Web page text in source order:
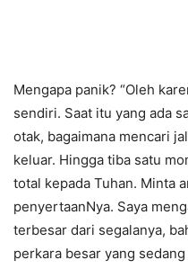
Mengapa panik? “Oleh
sendiri. Saat itu yang ada
otak, bagaimana mencari
keluar. Hingga tiba satu
total kepada Tuhan. Minta
penyertaanNya. Saya
terbesar dari segalanya,
perkara besar yang